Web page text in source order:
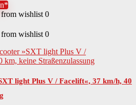
wartungsfrei
50 km
6 Std.
wishlist 0
wishlist 0
light Plus V / Facelift«, 37 km/h, 40